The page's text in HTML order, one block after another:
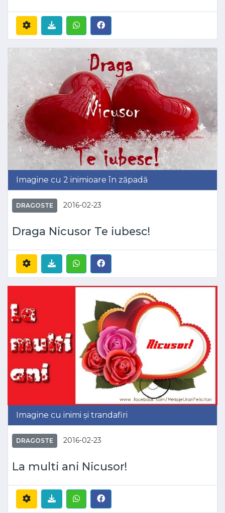
Imagine cu 2 inimioare în zăpadă
DRAGOSTE 2016-02-23
Draga Nicusor Te iubesc!
Imagine cu inimi și trandafiri
DRAGOSTE 2016-02-23
La multi ani Nicusor!